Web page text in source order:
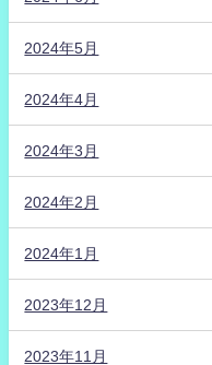
2024年5月
2024年4月
2024年3月
2024年2月
2024年1月
2023年12月
2023年11月